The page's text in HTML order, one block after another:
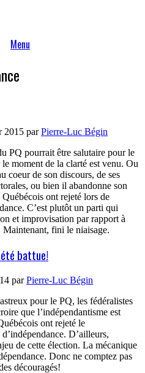
Menu
2015 parPierre-Luc Bégin
PQ pourrait être salutaire pour le
moment de la clarté est venu. Ou
coeur de son discours, de ses
ou bien il abandonne son
ont rejeté lors de
C’est plutôt un parti qui
et improvisation par rapport à
fini le niaisage.
été battue!
parPierre-Luc Bégin
pour le PQ, les fédéralistes
que l’indépendantisme est
ont rejeté le
D’ailleurs,
de cette élection. La mécanique
Donc ne comptez pas
découragés!